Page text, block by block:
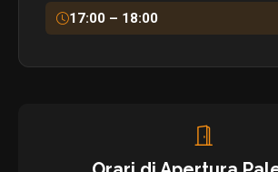
17:00 – 18:00